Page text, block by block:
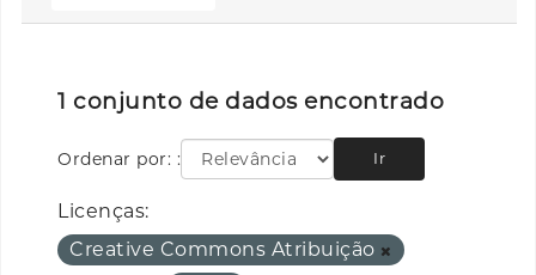
1 conjunto de dados encontrado
Ordenar por: Ir
Licenças:
Creative Commons Atribuição